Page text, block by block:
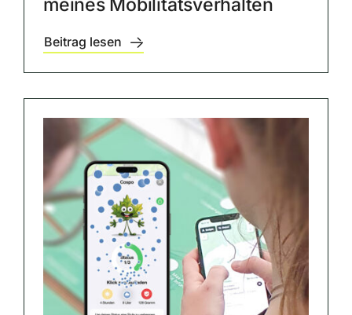
meines Mobilitätsverhalten
Beitrag lesen